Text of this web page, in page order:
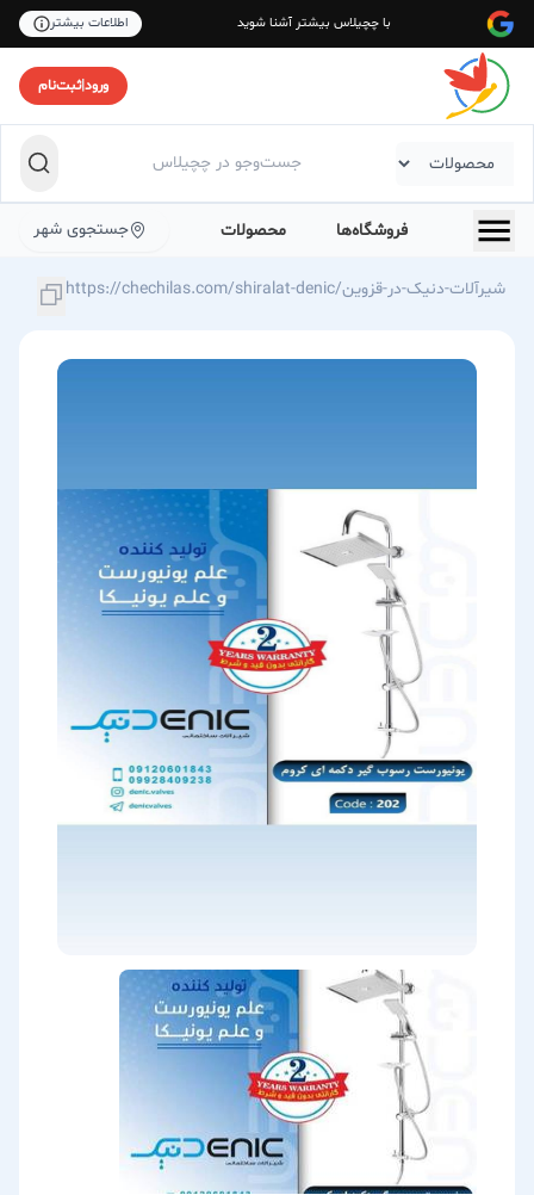
با چچیلاس بیشتر آشنا شوید اطلاعات بیشتر
ورود|ثبت‌نام
فروشگاه‌ها محصولات جستجوی شهر
https://chechilas.com/shiralat-denic/شیرآلات-دنیک-در-قزوین